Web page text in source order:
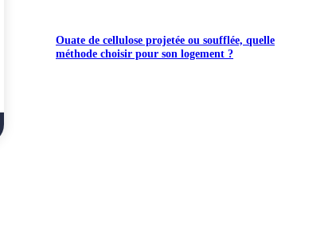
Ouate de cellulose projetée ou soufflée, quelle
méthode choisir pour son logement ?